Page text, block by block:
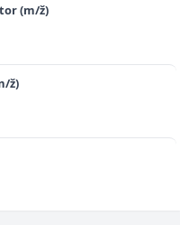
(m/ž)
ž)